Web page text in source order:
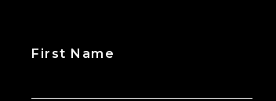
First Name